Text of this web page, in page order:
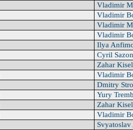
Vladimir
Vladimir
Vladimir
Vladimir
Ilya
Cyril
Zahar
Vladimir
Dmitry
Yury
Zahar
Vladimir